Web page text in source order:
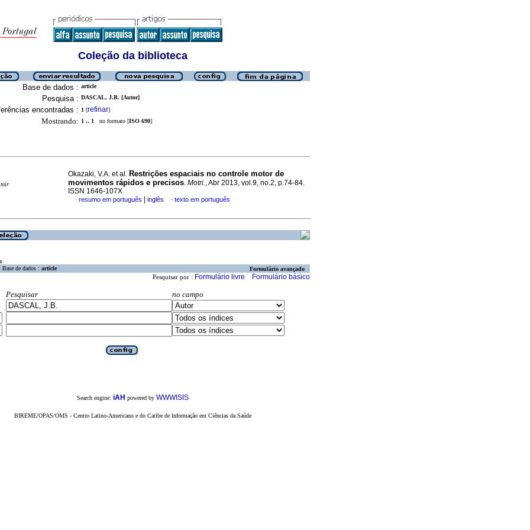
Coleção da biblioteca
Base de dados : article
Pesquisa : DASCAL, J.B. [Autor]
encontradas : 1 [refinar]
Mostrando: 1 .. 1 no formato [ISO 690]
Okazaki, V.A. et al. Restrições espaciais no controle motor de
movimentos rápidos e precisos. Motri., Abr 2013, vol.9, no.2, p.74-84.
ISSN 1646-107X
· resumo em português inglês · texto em português
Base de dados : article Formulário avançado
Pesquisar por : Formulário livre Formulário básico
Pesquisar
no campo
Search engine: iAH powered by WWWISIS
BIREME/OPAS/OMS - Centro Latino-Americano e do Caribe de Informação em Ciências da Saúde